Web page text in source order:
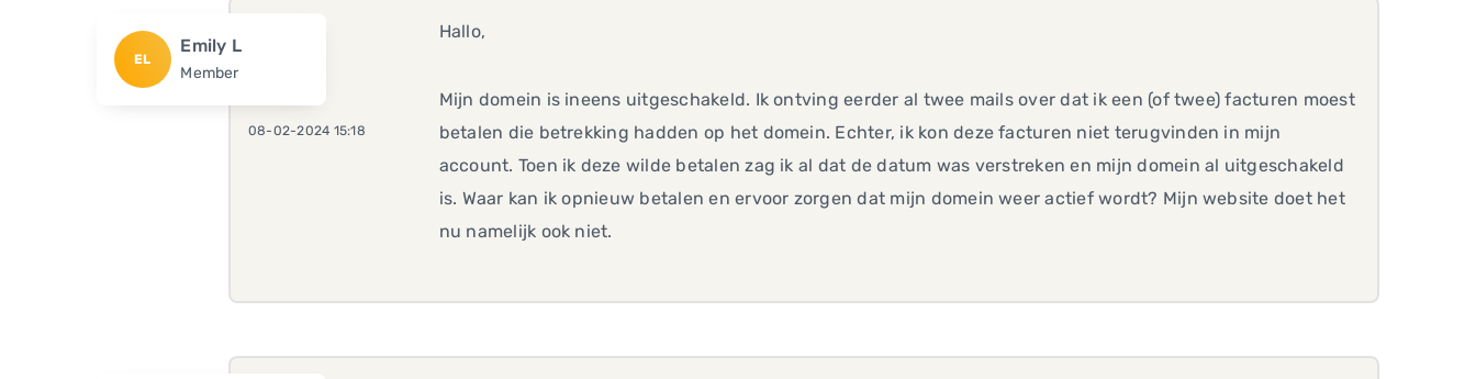
EL
Emily L
Member
08-02-2024 15:18
Hallo,
Mijn domein is ineens uitgeschakeld. Ik ontving eerder al twee mails over dat ik een (of twee) facturen moest
betalen die betrekking hadden op het domein. Echter, ik kon deze facturen niet terugvinden in mijn
account. Toen ik deze wilde betalen zag ik al dat de datum was verstreken en mijn domein al uitgeschakeld
is. Waar kan ik opnieuw betalen en ervoor zorgen dat mijn domein weer actief wordt? Mijn website doet het
nu namelijk ook niet.